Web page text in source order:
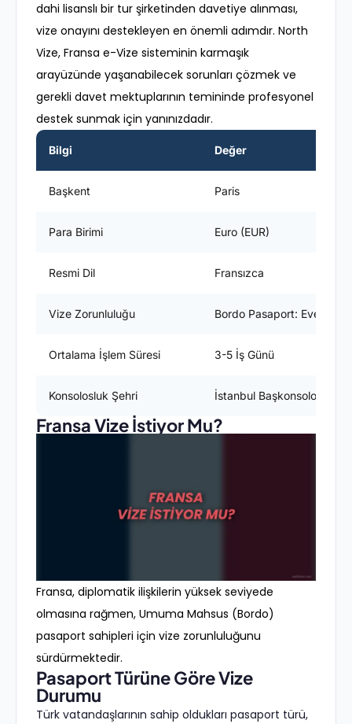
dahi lisanslı bir tur şirketinden davetiye alınması,
vize onayını destekleyen en önemli adımdır. North
Vize, Fransa e-Vize sisteminin karmaşık
arayüzünde yaşanabilecek sorunları çözmek ve
gerekli davet mektuplarının temininde profesyonel
destek sunmak için yanınızdadır.
Bilgi Değer
Başkent Paris
Para Birimi Euro (EUR)
Resmi Dil Fransızca
Vize Zorunluluğu Bordo Pasaport: Evet /
Ortalama İşlem Süresi 3-5 İş Günü
Konsolosluk Şehri İstanbul Başkonsolosluğu
Fransa Vize İstiyor Mu?
Fransa, diplomatik ilişkilerin yüksek seviyede
olmasına rağmen, Umuma Mahsus (Bordo)
pasaport sahipleri için vize zorunluluğunu
sürdürmektedir.
Pasaport Türüne Göre Vize
Durumu
Türk vatandaşlarının sahip oldukları pasaport türü,